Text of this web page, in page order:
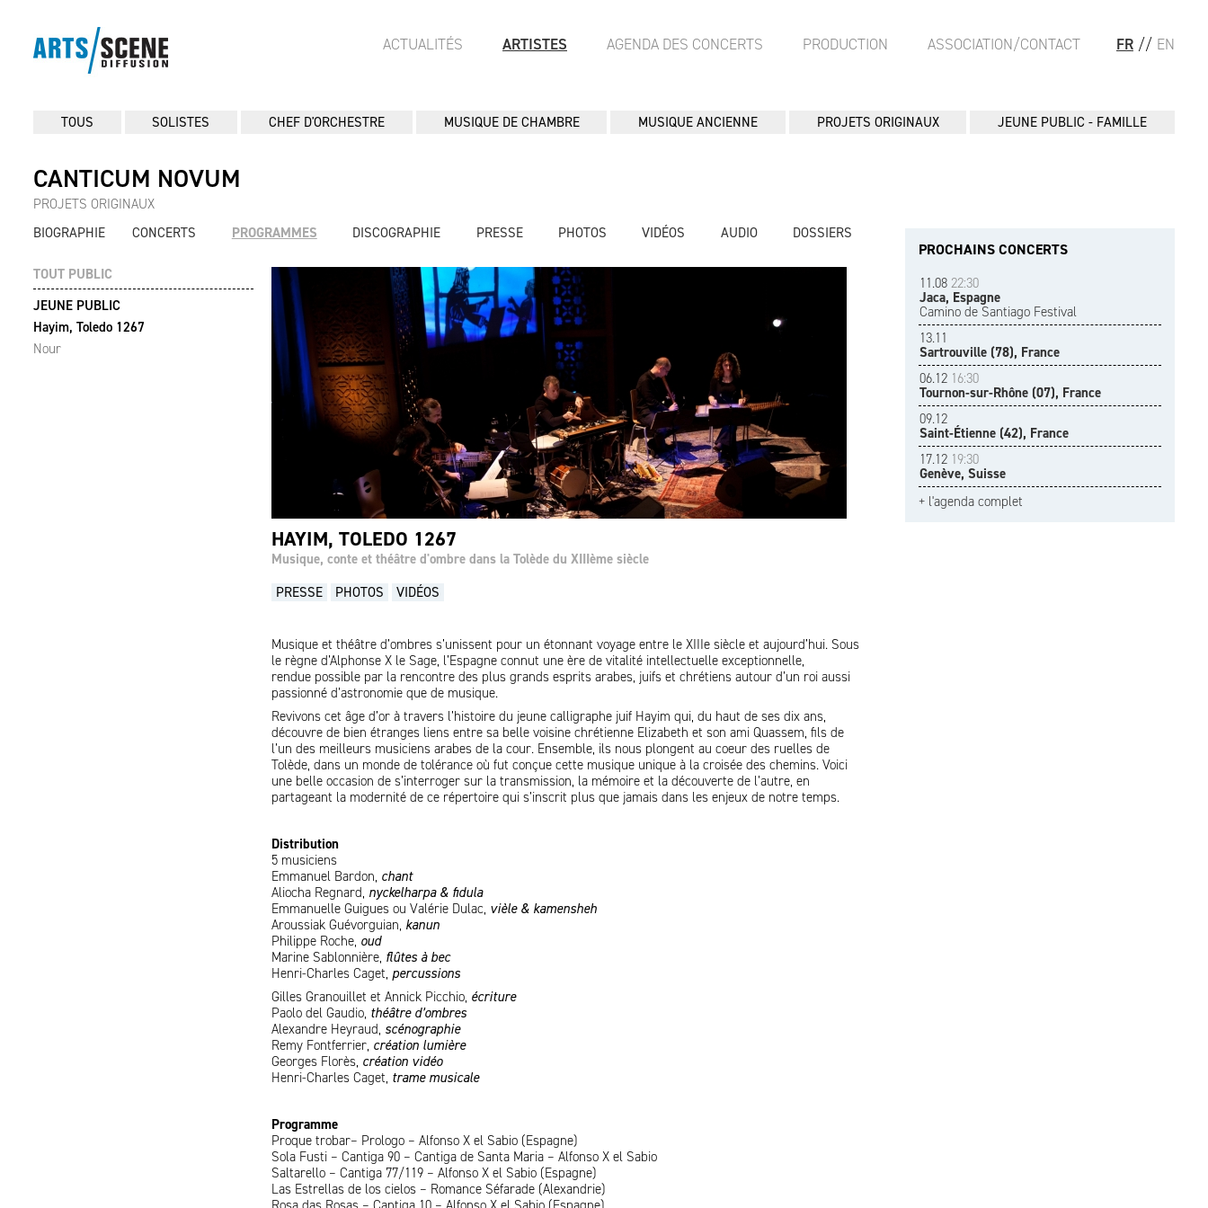
FR // EN
ACTUALITÉS ARTISTES AGENDA DES CONCERTS PRODUCTION ASSOCIATION/CONTACT
TOUS SOLISTES CHEF D'ORCHESTRE MUSIQUE DE CHAMBRE MUSIQUE ANCIENNE PROJETS ORIGINAUX JEUNE PUBLIC - FAMILLE
CANTICUM NOVUM
PROJETS ORIGINAUX
BIOGRAPHIE
CONCERTS PROGRAMMES DISCOGRAPHIE PRESSE PHOTOS VIDÉOS AUDIO DOSSIERS
TOUT PUBLIC
JEUNE PUBLIC
Hayim, Toledo 1267
Nour
HAYIM, TOLEDO 1267
Musique, conte et théâtre d'ombre dans la Tolède du XIIIème siècle
PRESSE
PHOTOS VIDÉOS
Musique et théâtre d’ombres s’unissent pour un étonnant voyage entre le XIIIe siècle et aujourd’hui. Sous
le règne d’Alphonse X le Sage, l’Espagne connut une ère de vitalité intellectuelle exceptionnelle,
rendue possible par la rencontre des plus grands esprits arabes, juifs et chrétiens autour d’un roi aussi
passionné d’astronomie que de musique.
Revivons cet âge d’or à travers l’histoire du jeune calligraphe juif Hayim qui, du haut de ses dix ans,
découvre de bien étranges liens entre sa belle voisine chrétienne Elizabeth et son ami Quassem, fils de
l’un des meilleurs musiciens arabes de la cour. Ensemble, ils nous plongent au coeur des ruelles de
Tolède, dans un monde de tolérance où fut conçue cette musique unique à la croisée des chemins. Voici
une belle occasion de s’interroger sur la transmission, la mémoire et la découverte de l’autre, en
partageant la modernité de ce répertoire qui s’inscrit plus que jamais dans les enjeux de notre temps.
Distribution
5 musiciens
Emmanuel Bardon, chant
Aliocha Regnard, nyckelharpa & fidula
Emmanuelle Guigues ou Valérie Dulac, vièle & kamensheh
Aroussiak Guévorguian, kanun
Philippe Roche, oud
Marine Sablonnière, flûtes à bec
Henri-Charles Caget, percussions
Gilles Granouillet et Annick Picchio, écriture
Paolo del Gaudio, théâtre d’ombres
Alexandre Heyraud, scénographie
Remy Fontferrier, création lumière
Georges Florès, création vidéo
Henri-Charles Caget, trame musicale
Programme
Proque trobar– Prologo – Alfonso X el Sabio (Espagne)
Sola Fusti – Cantiga 90 – Cantiga de Santa Maria – Alfonso X el Sabio
Saltarello – Cantiga 77/119 – Alfonso X el Sabio (Espagne)
Las Estrellas de los cielos – Romance Séfarade (Alexandrie)
PROCHAINS CONCERTS
11.08 22:30
Jaca, Espagne
Camino de Santiago Festival
13.11
Sartrouville (78), France
06.12 16:30
Tournon-sur-Rhône (07), France
09.12
Saint-Étienne (42), France
17.12 19:30
Genève, Suisse
+ l'agenda complet